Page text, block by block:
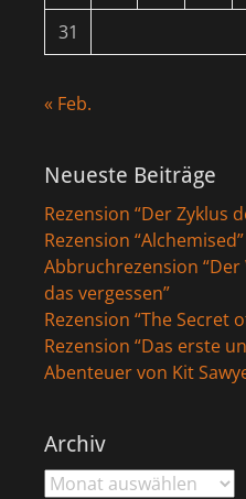
31
« Feb.
Neueste Beiträge
Rezension “Der Zyklus
Rezension “Alchemised”
Abbruchrezension “Der
das vergessen”
Rezension “The Secret
Rezension “Das erste
Abenteuer von Kit
Archiv
Archiv